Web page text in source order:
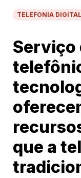
TELEFONIA
Serviço
que a